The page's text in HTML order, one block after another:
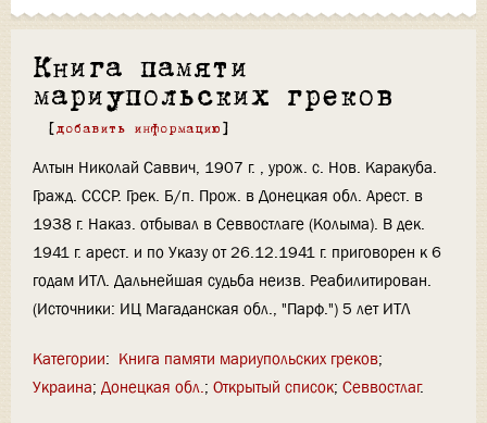
Книга памяти
мариупольских греков
[ добавить информацию ]
Алтын Николай Саввич, 1907 г. , урож. с. Нов. Каракуба.
Гражд. СССР. Грек. Б/п. Прож. в Донецкая обл. Арест. в
1938 г. Наказ. отбывал в Севвостлаге (Колыма). В дек.
1941 г. арест. и по Указу от 26.12.1941 г. приговорен к 6
годам ИТЛ. Дальнейшая судьба неизв. Реабилитирован.
(Источники: ИЦ Магаданская обл., "Парф.") 5 лет ИТЛ
Категории: Книга памяти мариупольских греков
Украина Донецкая обл. Открытый список Севвостлаг